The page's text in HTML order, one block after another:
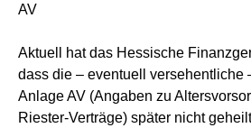
AV
Aktuell hat das Hessische
dass die – eventuell versehentliche
Anlage AV (Angaben zu
Riester-Verträge) später nicht